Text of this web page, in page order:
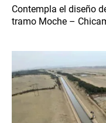
Contempla el diseño
tramo Moche –